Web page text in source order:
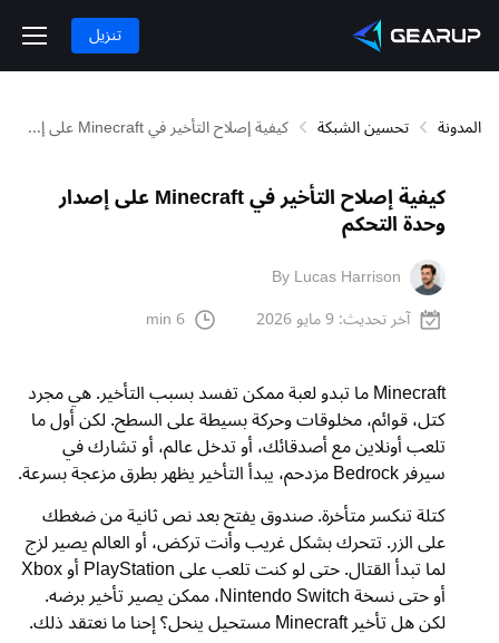
تنزيل
المدونة تحسين الشبكة كيفية إصلاح التأخير في Minecraft على إصدار وحدة التحكم
كيفية إصلاح التأخير في Minecraft على إصدار
وحدة التحكم
By Lucas Harrison
آخر تحديث:9 مايو 2026 6 min
Minecraft ما تبدو لعبة ممكن تفسد بسبب التأخير. هي مجرد
كتل، قوائم، مخلوقات وحركة بسيطة على السطح. لكن أول ما
تلعب أونلاين مع أصدقائك، أو تدخل عالم، أو تشارك في
سيرفر Bedrock مزدحم، يبدأ التأخير يظهر بطرق مزعجة بسرعة.
كتلة تنكسر متأخرة. صندوق يفتح بعد نص ثانية من ضغطك
على الزر. تتحرك بشكل غريب وأنت تركض، أو العالم يصير لزج
لما تبدأ القتال. حتى لو كنت تلعب على PlayStation أو Xbox
أو حتى نسخة Nintendo Switch، ممكن يصير تأخير برضه.
لكن هل تأخير Minecraft مستحيل ينحل؟ إحنا ما نعتقد ذلك.